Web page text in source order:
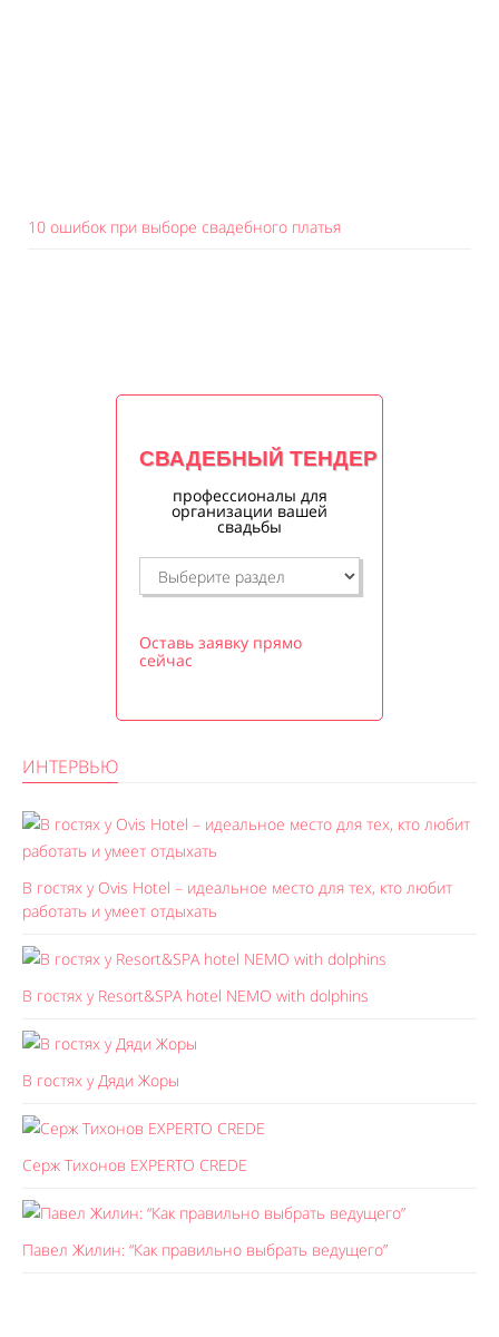
10 ошибок при выборе свадебного платья
СВАДЕБНЫЙ ТЕНДЕР
профессионалы для
организации вашей
свадьбы
Оставь заявку прямо
сейчас
ИНТЕРВЬЮ
В гостях у Ovis Hotel – идеальное место для тех, кто любит
работать и умеет отдыхать
В гостях у Resort&SPA hotel NEMO with dolphins
В гостях у Дяди Жоры
Серж Тихонов EXPERTO CREDE
Павел Жилин: “Как правильно выбрать ведущего”